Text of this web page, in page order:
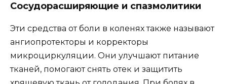
Сосудорасширяющие и спазмолитики
Эти средства от боли в коленях также называют
ангиопротекторы и корректоры
микроциркуляции. Они улучшают питание
тканей, помогают снять отек и защитить